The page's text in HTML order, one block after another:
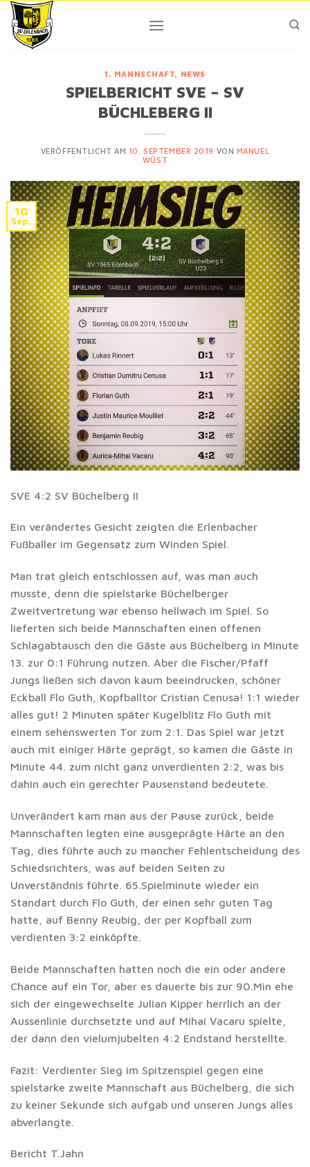
Skip
content
1. MANNSCHAFT NEWS
SPIELBERICHT SVE – SV
BÜCHLEBERG II
VERÖFFENTLICHT AM 10. SEPTEMBER 2019 VON MANUEL
WÜST
10
Sep.
SVE 4:2 SV Büchelberg II
Ein verändertes Gesicht zeigten die Erlenbacher
Fußballer im Gegensatz zum Winden Spiel.
Man trat gleich entschlossen auf, was man auch
musste, denn die spielstarke Büchelberger
Zweitvertretung war ebenso hellwach im Spiel. So
lieferten sich beide Mannschaften einen offenen
Schlagabtausch den die Gäste aus Büchelberg in Minute
13. zur 0:1 Führung nutzen. Aber die Fischer/Pfaff
Jungs ließen sich davon kaum beeindrucken, schöner
Eckball Flo Guth, Kopfballtor Cristian Cenusa! 1:1 wieder
alles gut! 2 Minuten später Kugelblitz Flo Guth mit
einem sehenswerten Tor zum 2:1. Das Spiel war jetzt
auch mit einiger Härte geprägt, so kamen die Gäste in
Minute 44. zum nicht ganz unverdienten 2:2, was bis
dahin auch ein gerechter Pausenstand bedeutete.
Unverändert kam man aus der Pause zurück, beide
Mannschaften legten eine ausgeprägte Härte an den
Tag, dies führte auch zu mancher Fehlentscheidung des
Schiedsrichters, was auf beiden Seiten zu
Unverständnis führte. 65.Spielminute wieder ein
Standart durch Flo Guth, der einen sehr guten Tag
hatte, auf Benny Reubig, der per Kopfball zum
verdienten 3:2 einköpfte.
Beide Mannschaften hatten noch die ein oder andere
Chance auf ein Tor, aber es dauerte bis zur 90.Min ehe
sich der eingewechselte Julian Kipper herrlich an der
Aussenlinie durchsetzte und auf Mihai Vacaru spielte,
der dann den vielumjubelten 4:2 Endstand herstellte.
Fazit: Verdienter Sieg im Spitzenspiel gegen eine
spielstarke zweite Mannschaft aus Büchelberg, die sich
zu keiner Sekunde sich aufgab und unseren Jungs alles
abverlangte.
Bericht T.Jahn